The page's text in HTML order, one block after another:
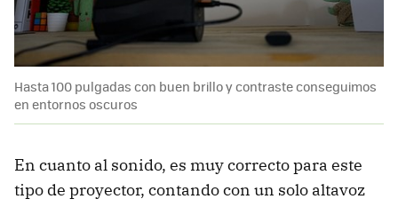
Hasta 100 pulgadas con buen brillo y contraste conseguimos
en entornos oscuros
En cuanto al sonido, es muy correcto para este
tipo de proyector, contando con un solo altavoz